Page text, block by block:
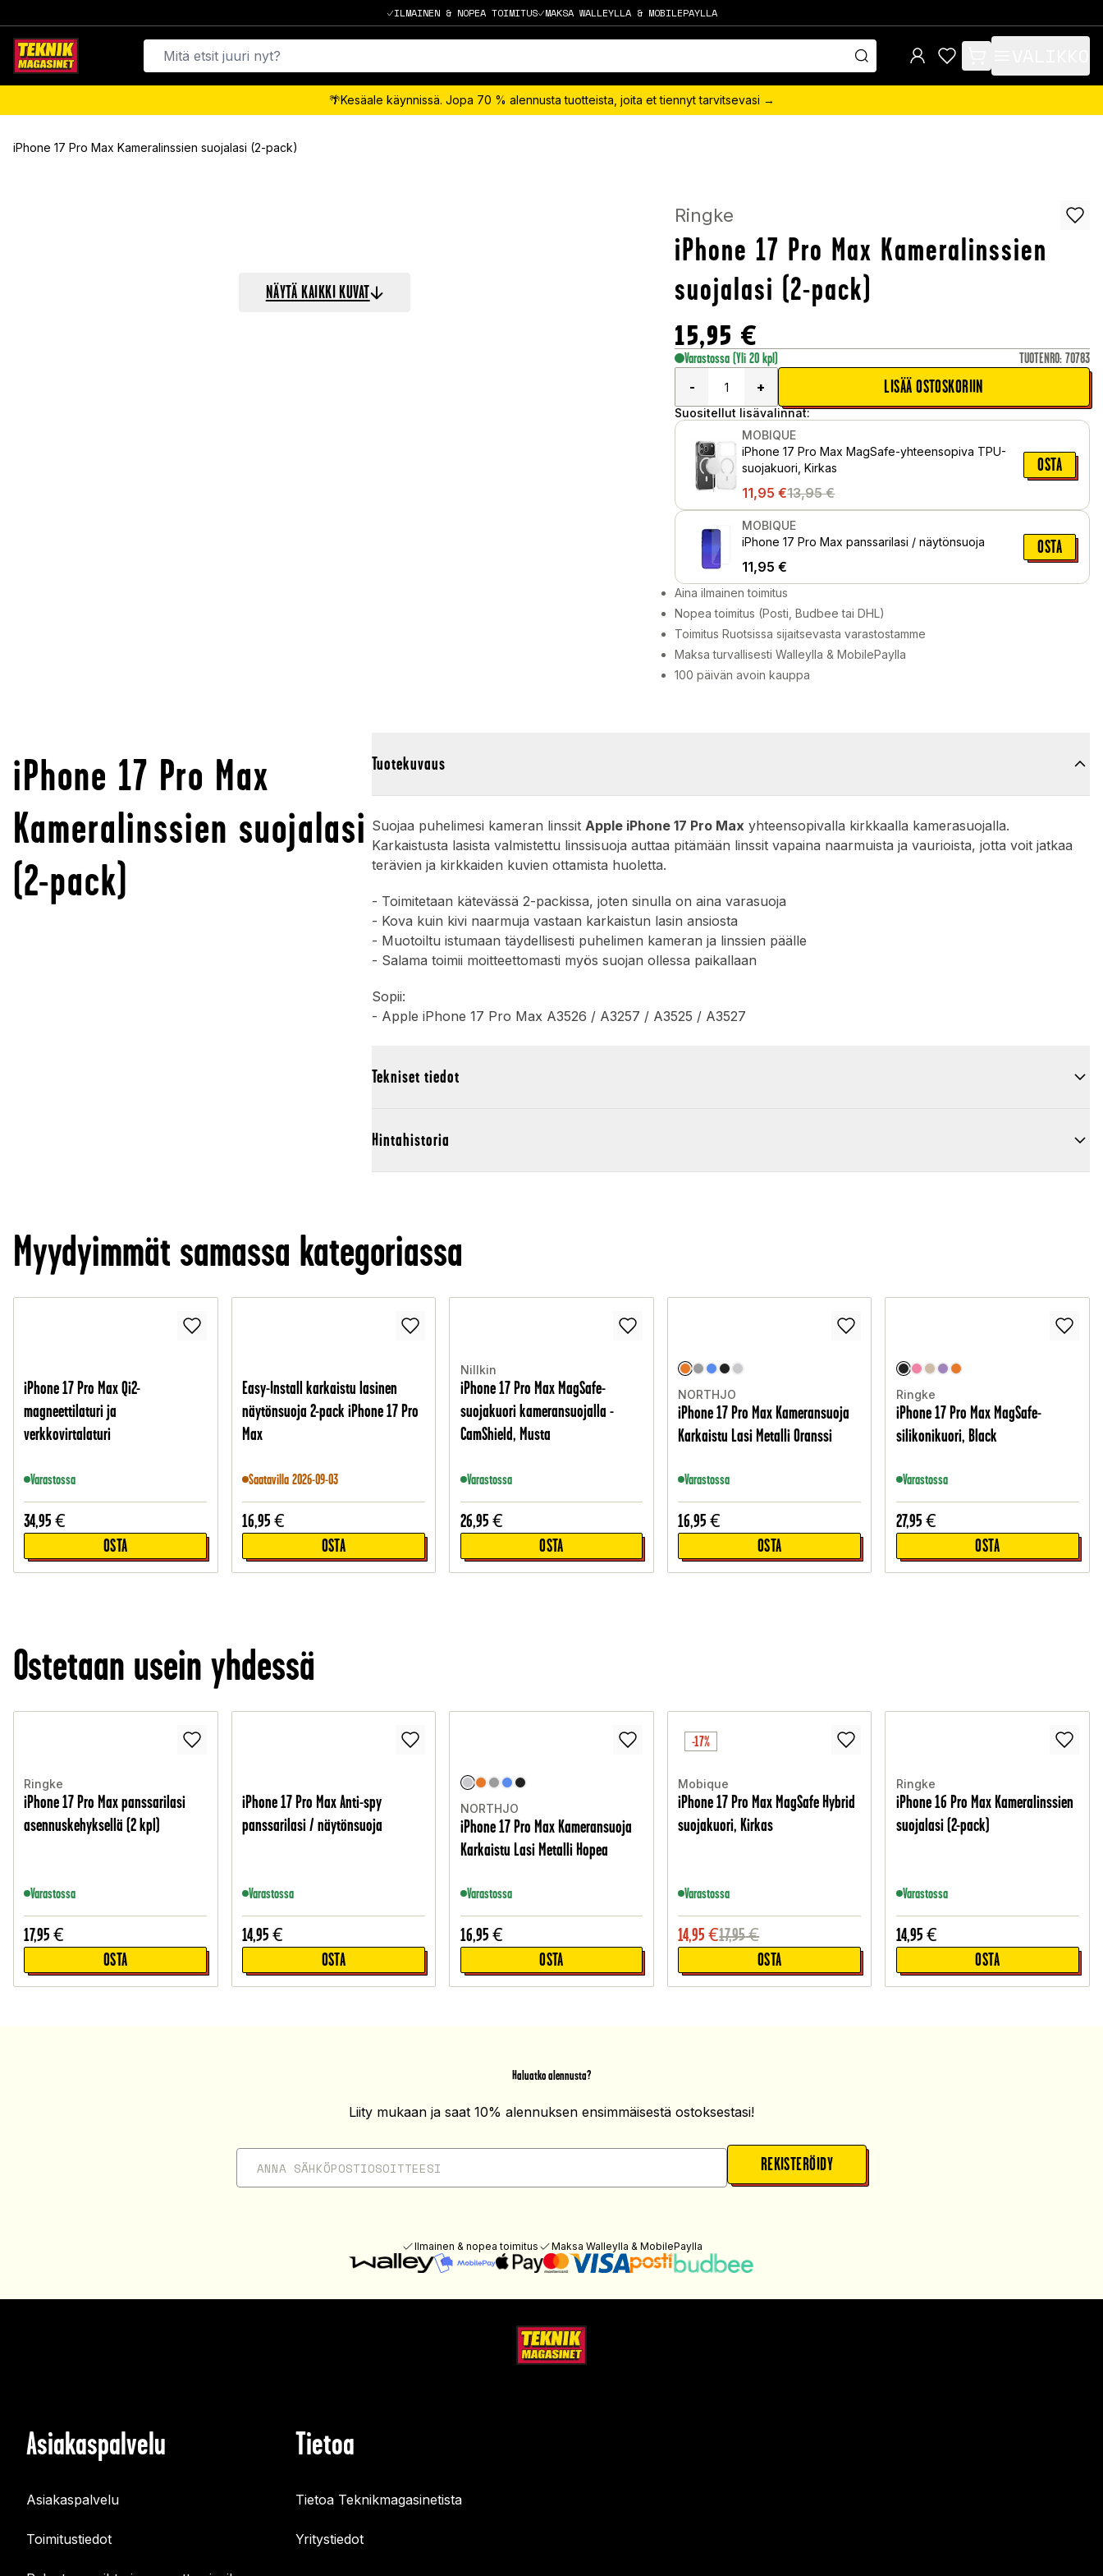
ILMAINEN & NOPEA TOIMITUS MAKSA WALLEYLLA & MOBILEPAYLLA
items in cart, view bag
🌴Kesäale käynnissä. Jopa 70 % alennusta tuotteista, joita et tiennyt tarvitsevasi →
iPhone 17 Pro Max Kameralinssien suojalasi (2-pack)
NÄYTÄ KAIKKI KUVAT
Ringke
iPhone 17 Pro Max Kameralinssien
suojalasi (2-pack)
15,95 €
Varastossa (Yli 20 kpl) TUOTENRO: 70783
-
+ LISÄÄ OSTOSKORIIN
Suositellut lisävalinnat:
MOBIQUE
iPhone 17 Pro Max MagSafe-yhteensopiva TPU-
suojakuori, Kirkas
11,95 €13,95 €
OSTA
MOBIQUE
iPhone 17 Pro Max panssarilasi / näytönsuoja
11,95 €
OSTA
Aina ilmainen toimitus
Nopea toimitus (Posti, Budbee tai DHL)
Toimitus Ruotsissa sijaitsevasta varastostamme
Maksa turvallisesti Walleylla & MobilePaylla
100 päivän avoin kauppa
iPhone 17 Pro Max
Kameralinssien suojalasi
(2-pack)
Tuotekuvaus
Suojaa puhelimesi kameran linssitApple iPhone 17 Pro Max yhteensopivalla kirkkaalla kamerasuojalla.
Karkaistusta lasista valmistettu linssisuoja auttaa pitämään linssit vapaina naarmuista ja vaurioista, jotta voit jatkaa
terävien ja kirkkaiden kuvien ottamista huoletta.
- Toimitetaan kätevässä 2-packissa, joten sinulla on aina varasuoja
- Kova kuin kivi naarmuja vastaan karkaistun lasin ansiosta
- Muotoiltu istumaan täydellisesti puhelimen kameran ja linssien päälle
- Salama toimii moitteettomasti myös suojan ollessa paikallaan
Sopii:
- Apple iPhone 17 Pro Max A3526 / A3257 / A3525 / A3527
Tekniset tiedot
Hintahistoria
Myydyimmät samassa kategoriassa
iPhone 17 Pro Max Qi2-
magneettilaturi ja
verkkovirtalaturi
Varastossa
34,95 €
OSTA
Easy-Install karkaistu lasinen
näytönsuoja 2-pack iPhone 17 Pro
Max
Saatavilla 2026-09-03
16,95 €
OSTA
Nillkin
iPhone 17 Pro Max MagSafe-
suojakuori kameransuojalla -
CamShield, Musta
Varastossa
26,95 €
OSTA
NORTHJO
iPhone 17 Pro Max Kameransuoja
Karkaistu Lasi Metalli Oranssi
Varastossa
16,95 €
OSTA
Ringke
iPhone 17 Pro Max MagSafe-
silikonikuori, Black
Varastossa
27,95 €
OSTA
Ostetaan usein yhdessä
Ringke
iPhone 17 Pro Max panssarilasi
asennuskehyksellä (2 kpl)
Varastossa
17,95 €
OSTA
iPhone 17 Pro Max Anti-spy
panssarilasi / näytönsuoja
Varastossa
14,95 €
OSTA
NORTHJO
iPhone 17 Pro Max Kameransuoja
Karkaistu Lasi Metalli Hopea
Varastossa
16,95 €
OSTA
-17%
Mobique
iPhone 17 Pro Max MagSafe Hybrid
suojakuori, Kirkas
Varastossa
14,95 €17,95€
OSTA
Ringke
iPhone 16 Pro Max Kameralinssien
suojalasi (2-pack)
Varastossa
14,95 €
OSTA
Haluatko alennusta?
Liity mukaan ja saat 10% alennuksen ensimmäisestä ostoksestasi!
REKISTERÖIDY
Ilmainen & nopea toimitus Maksa Walleylla & MobilePaylla
Asiakaspalvelu
Asiakaspalvelu
Toimitustiedot
Tietoa
Tietoa Teknikmagasinetista
Yritystiedot